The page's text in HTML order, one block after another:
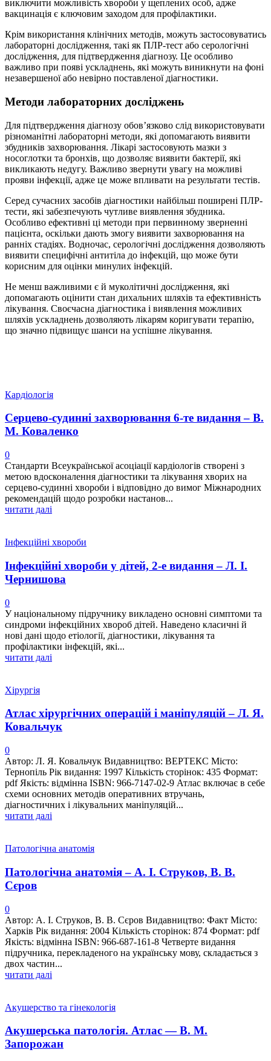
виключити можливість хвороби у щеплених особ, адже
вакцинація є ключовим заходом для профілактики.
Крім використання клінічних методів, можуть застосовуватись
лабораторні дослідження, такі як ПЛР-тест або серологічні
дослідження, для підтвердження діагнозу. Це особливо
важливо при появі ускладнень, які можуть виникнути на фоні
незавершеної або невірно поставленої діагностики.
Методи лабораторних досліджень
Для підтвердження діагнозу обов’язково слід використовувати
різноманітні лабораторні методи, які допомагають виявити
збудників захворювання. Лікарі застосовують мазки з
носоглотки та бронхів, що дозволяє виявити бактерії, які
викликають недугу. Важливо звернути увагу на можливі
прояви інфекції, адже це може впливати на результати тестів.
Серед сучасних засобів діагностики найбільш поширені ПЛР-
тести, які забезпечують чутливе виявлення збудника.
Особливо ефективні ці методи при первинному зверненні
пацієнта, оскільки дають змогу виявити захворювання на
ранніх стадіях. Водночас, серологічні дослідження дозволяють
виявити специфічні антитіла до інфекцій, що може бути
корисним для оцінки минулих інфекцій.
Не менш важливими є й муколітичні дослідження, які
допомагають оцінити стан дихальних шляхів та ефективність
лікування. Своєчасна діагностика і виявлення можливих
шляхів ускладнень дозволяють лікарям коригувати терапію,
що значно підвищує шанси на успішне лікування.
Кардіологія
Серцево-судинні захворювання 6-те видання – В.
М. Коваленко
0
Стандарти Всеукраїнської асоціації кардіологів створені з
метою вдосконалення діагностики та лікування хворих на
серцево-судинні хвороби і відповідно до вимог Міжнародних
рекомендацій щодо розробки настанов...
читати далі
Інфекційні хвороби
Інфекційні хвороби у дітей, 2-е видання – Л. І.
Чернишова
0
У національному підручнику викладено основні симптоми та
синдроми інфекційних хвороб дітей. Наведено класичні й
нові дані щодо етіології, діагностики, лікування та
профілактики інфекцій, які...
читати далі
Хірургія
Атлас хірургічних операцій і маніпуляцій – Л. Я.
Ковальчук
0
Автор: Л. Я. Ковальчук Видавництво: ВЕРТЕКС Місто:
Тернопіль Рік видання: 1997 Кількість сторінок: 435 Формат:
pdf Якість: відмінна ISBN: 966-7147-02-9 Атлас включає в себе
схеми основних методів оперативних втручань,
діагностичних і лікувальних маніпуляцій...
читати далі
Патологічна анатомія
Патологічна анатомія – А. І. Струков, В. В.
Сєров
0
Автор: А. І. Струков, В. В. Сєров Видавництво: Факт Місто:
Харків Рік видання: 2004 Кількість сторінок: 874 Формат: pdf
Якість: відмінна ISBN: 966-687-161-8 Четверте видання
підручника, перекладеного на українську мову, складається з
двох частин...
читати далі
Акушерство та гінекологія
Акушерська патологія. Атлас — В. М.
Запорожан